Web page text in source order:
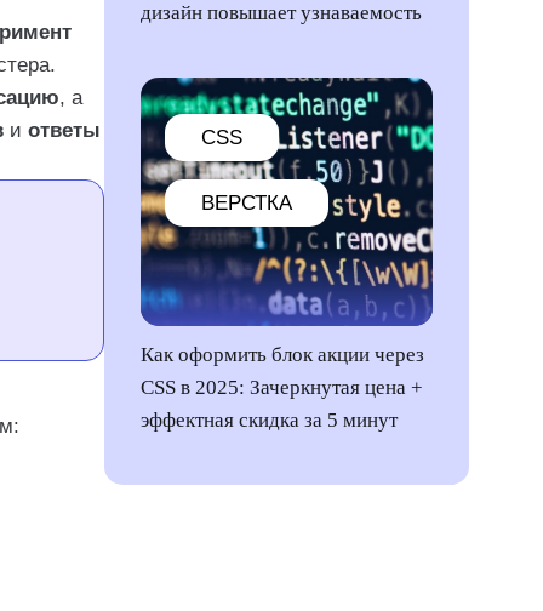
, а
и ответы
дизайн повышает узнаваемость
CSS
ВЕРСТКА
Как оформить блок акции через
CSS в 2025: Зачеркнутая цена +
эффектная скидка за 5 минут